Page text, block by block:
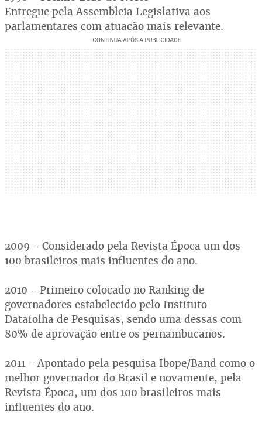
Entregue pela Assembleia Legislativa aos
parlamentares com atuação mais relevante.
2009 - Considerado pela Revista Época um dos
100 brasileiros mais influentes do ano.
2010 - Primeiro colocado no Ranking de
governadores estabelecido pelo Instituto
Datafolha de Pesquisas, sendo uma dessas com
80% de aprovação entre os pernambucanos.
2011 - Apontado pela pesquisa Ibope/Band como o
melhor governador do Brasil e novamente, pela
Revista Época, um dos 100 brasileiros mais
influentes do ano.